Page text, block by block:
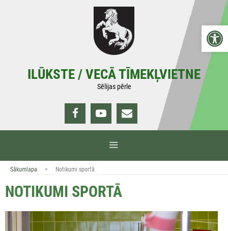
ILŪKSTE / VECĀ TĪMEKĻVIETNE
Sēlijas pērle
Sākumlapa > Notikumi sportā
NOTIKUMI SPORTĀ